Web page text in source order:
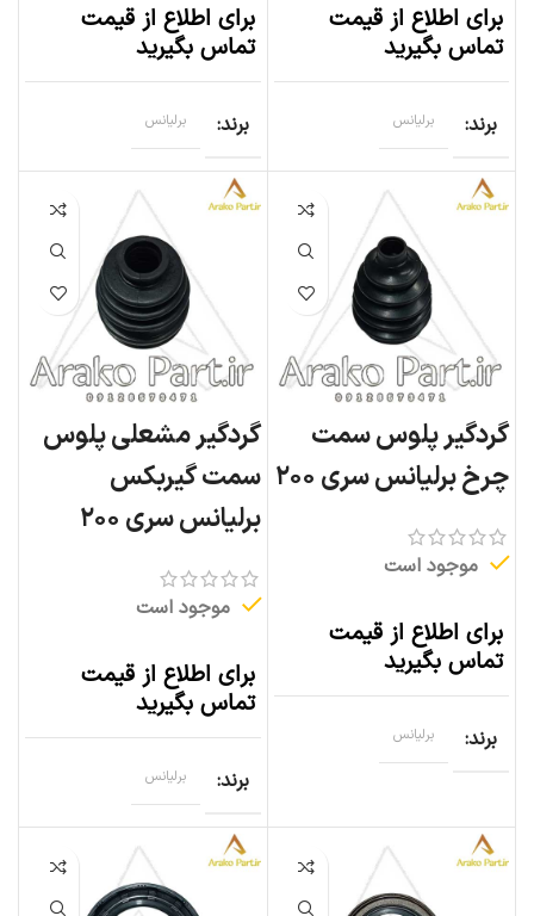
برای اطلاع از قیمت
تماس بگیرید
برند برلیانس
برای اطلاع از قیمت
تماس بگیرید
برند برلیانس
گردگیر پلوس سمت
چرخ برلیانس سری ۲۰۰
موجود است
برای اطلاع از قیمت
تماس بگیرید
برند برلیانس
گردگیر مشعلی پلوس
سمت گیربکس
برلیانس سری ۲۰۰
موجود است
برای اطلاع از قیمت
تماس بگیرید
برند برلیانس